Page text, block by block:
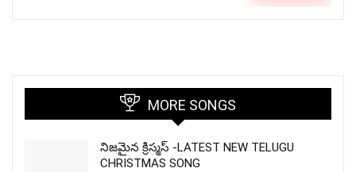
MORE SONGS
నిజమైన క్రిస్మస్ -LATEST NEW TELUGU
CHRISTMAS SONG